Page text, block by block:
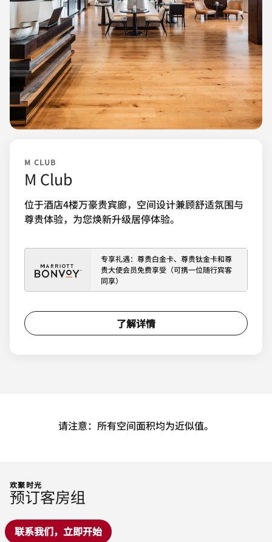
M CLUB
M Club
位于酒店4楼万豪贵宾廊，空间设计兼顾舒适氛围与
尊贵体验，为您焕新升级居停体验。
专享礼遇：尊贵白金卡、尊贵钛金卡和尊
贵大使会员免费享受（可携一位随行宾客
同享）
了解详情
请注意：所有空间面积均为近似值。
欢聚时光
预订客房组
联系我们，立即开始